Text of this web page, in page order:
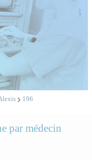
196
par médecin